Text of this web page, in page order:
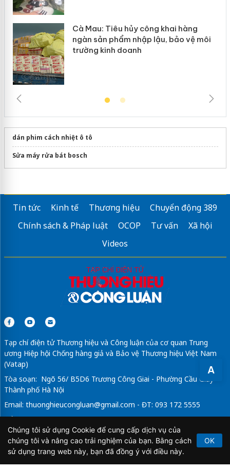
A
Cà Mau: Tiêu hủy công khai hàng
ngàn sản phẩm nhập lậu, bảo vệ môi
trường kinh doanh
dán phim cách nhiệt ô tô
Sửa máy rửa bát bosch
Tin tức Kinh tế Thương hiệu
Chuyển động 389
Chính sách & Pháp luật
OCOP Tư vấn
Xã hội
Videos
Tạp chí điện tử Thương hiệu và Công luận của cơ quan Trung
ương Hiệp hội Chống hàng giả và Bảo vệ Thương hiệu Việt Nam
(Vatap)
Tòa soạn: Ngõ 56/ B5D6 Trương Công Giai - Phường Cầu Giấy -
Thành phố Hà Nội
Email: thuonghieucongluan@gmail.com - ĐT: 093 172 5555
Tổng Biên Tập: Vũ Đức Thuận
Giấy phép hoạt động báo chí điện tử số 64/GP-BTTTT do Bộ
Thông tin và Truyền thông cấp ngày 21/2/2020.
Chúng tôi sử dụng Cookie để cung cấp dịch vụ của
chúng tôi và nâng cao trải nghiệm của bạn. Bằng cách
sử dụng trang web này, bạn đã đồng ý với điều này.
OK